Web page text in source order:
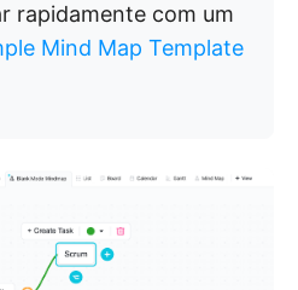
rapidamente com um
Mind Map Template